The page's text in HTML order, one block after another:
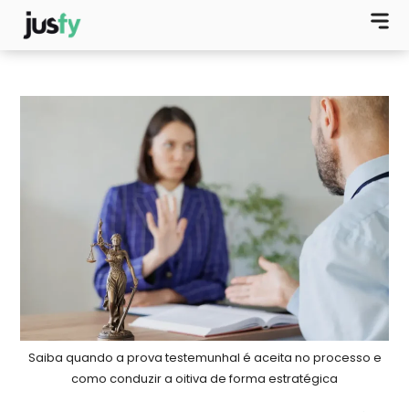
Saiba quando a prova testemunhal é aceita no processo e
como conduzir a oitiva de forma estratégica